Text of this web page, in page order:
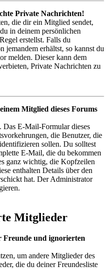
Private Nachrichten!
die dir ein Mitglied sendet,
in deinem persönlichen
erstellst. Falls du
jemandem erhältst, so kannst du
melden. Dieser kann dem
Private Nachrichten zu
Mitglied dieses Forums
Das E-Mail-Formular dieses
die Benutzer, die
sollen. Du solltest
E-Mail, die du bekommen
ganz wichtig, die Kopfzeilen
enthalten Details über den
hat. Der Administrator
Mitglieder
Freunde und ignorierten
um andere Mitglieder des
die du deiner Freundesliste